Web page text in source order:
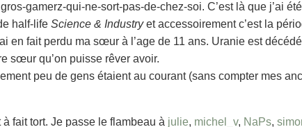
gamerz-qui-ne-sort-pas-de-chez-soi. C’est là que j’ai
half-life Science & Industryet accessoirement c’est la
en fait perdu ma sœur à l’age de 11 ans. Uranie est
sœur qu’on puisse rêver avoir.
peu de gens étaient au courant (sans compter mes
fait tort. Je passe le flambeau à julie, michel_v, NaPs,